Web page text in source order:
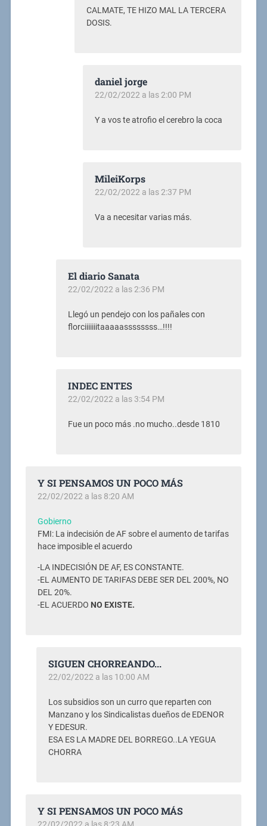
CALMATE, TE HIZO MAL LA TERCERA
DOSIS.
daniel jorge
22/02/2022 a las 2:00 PM
Y a vos te atrofio el cerebro la coca
MileiKorps
22/02/2022 a las 2:37 PM
Va a necesitar varias más.
El diario Sanata
22/02/2022 a las 2:36 PM
Llegó un pendejo con los pañales con
florciiiiiiitaaaaassssssss…!!!!
INDEC ENTES
22/02/2022 a las 3:54 PM
Fue un poco más .no mucho..desde 1810
Y SI PENSAMOS UN POCO MÁS
22/02/2022 a las 8:20 AM
Gobierno
FMI: La indecisión de AF sobre el aumento de tarifas
hace imposible el acuerdo
-LA INDECISIÓN DE AF, ES CONSTANTE.
-EL AUMENTO DE TARIFAS DEBE SER DEL 200%, NO
DEL 20%.
-EL ACUERDO NO EXISTE.
SIGUEN CHORREANDO...
22/02/2022 a las 10:00 AM
Los subsidios son un curro que reparten con
Manzano y los Sindicalistas dueños de EDENOR
Y EDESUR.
ESA ES LA MADRE DEL BORREGO..LA YEGUA
CHORRA
Y SI PENSAMOS UN POCO MÁS